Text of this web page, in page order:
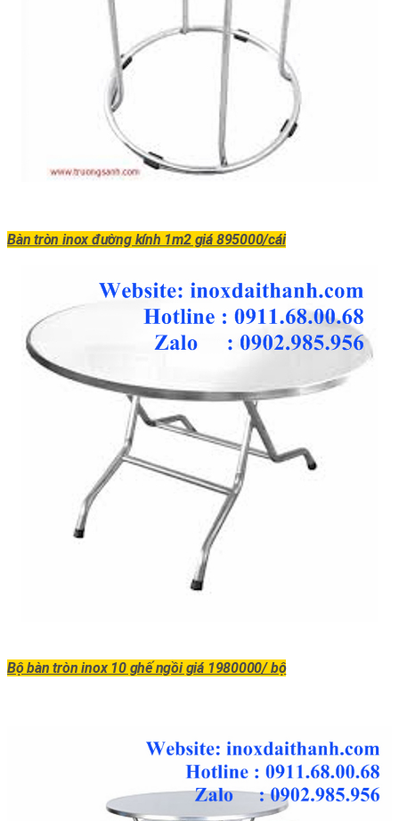
Bàn tròn inox đường kính 1m2 giá 895000/cái
Bộ bàn tròn inox 10 ghế ngồi giá 1980000/ bộ